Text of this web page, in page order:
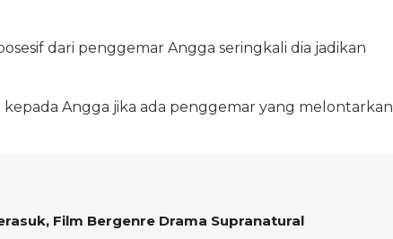
dari penggemar Angga seringkali dia jadikan
Angga jika ada penggemar yang melontarkan
Film Bergenre Drama Supranatural